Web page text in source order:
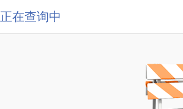
正在查询中